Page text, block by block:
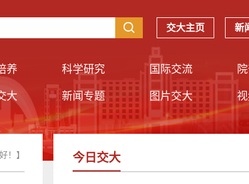
交大主页 新
养 科学研究 国际交流
大 新闻专题 图片交大
！】 今日交大